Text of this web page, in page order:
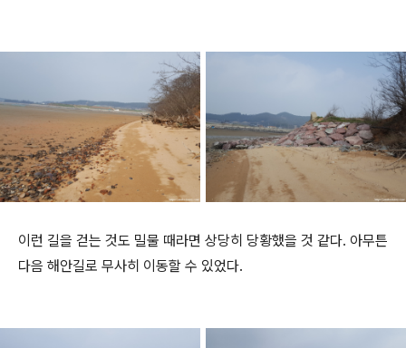
이런 길을 걷는 것도 밀물 때라면 상당히 당황했을 것 같다. 아무튼
다음 해안길로 무사히 이동할 수 있었다.